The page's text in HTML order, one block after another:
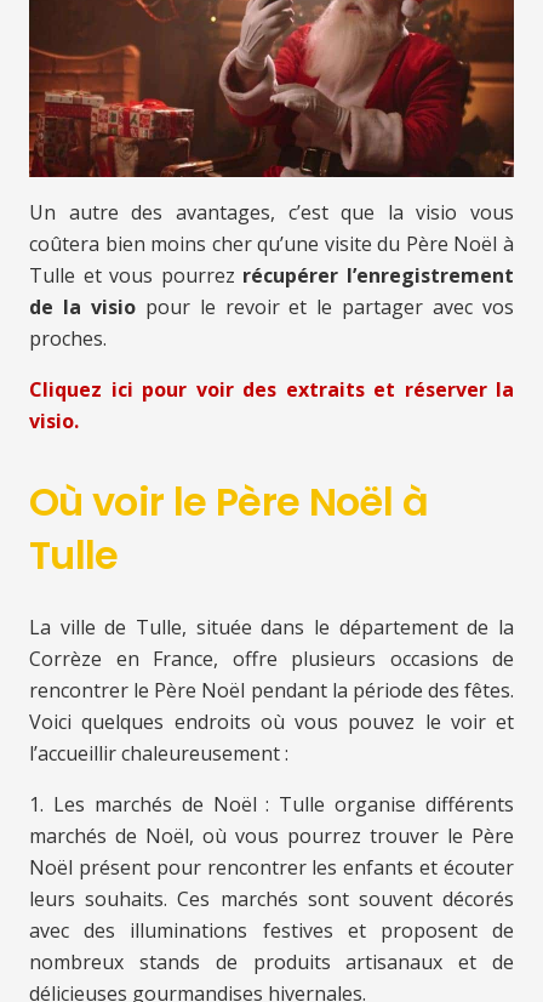
Un autre des avantages, c’est que la visio vous
coûtera bien moins cher qu’une visite du Père Noël à
Tulle et vous pourrez récupérer l’enregistrement
de la visiopour le revoir et le partager avec vos
proches.
Cliquez ici pour voir des extraits et réserver la
visio.
Où voir le Père Noël à
Tulle
La ville de Tulle, située dans le département de la
Corrèze en France, offre plusieurs occasions de
rencontrer le Père Noël pendant la période des fêtes.
Voici quelques endroits où vous pouvez le voir et
l’accueillir chaleureusement :
1. Les marchés de Noël : Tulle organise différents
marchés de Noël, où vous pourrez trouver le Père
Noël présent pour rencontrer les enfants et écouter
leurs souhaits. Ces marchés sont souvent décorés
avec des illuminations festives et proposent de
nombreux stands de produits artisanaux et de
délicieuses gourmandises hivernales.